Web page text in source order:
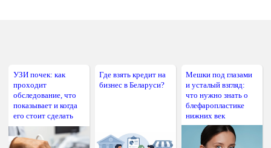
УЗИ почек: как
проходит
обследование, что
показывает и когда
его стоит сделать
Где взять кредит на
бизнес в Беларуси?
Мешки под глазами
и усталый взгляд:
что нужно знать о
блефаропластике
нижних век